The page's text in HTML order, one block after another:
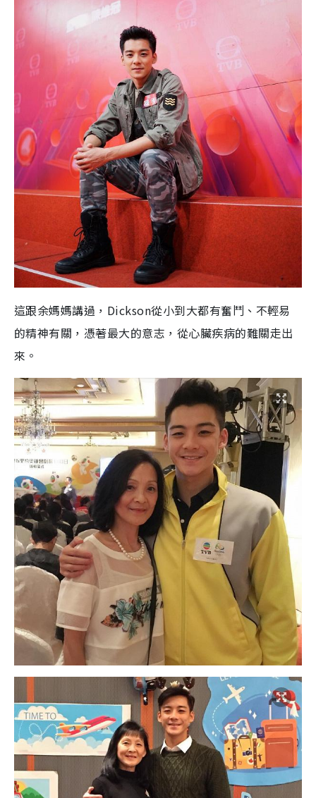
這跟余媽媽講過，Dickson從小到大都有奮鬥、不輕易
的精神有關，憑著最大的意志，從心臟疾病的難關走出
來。